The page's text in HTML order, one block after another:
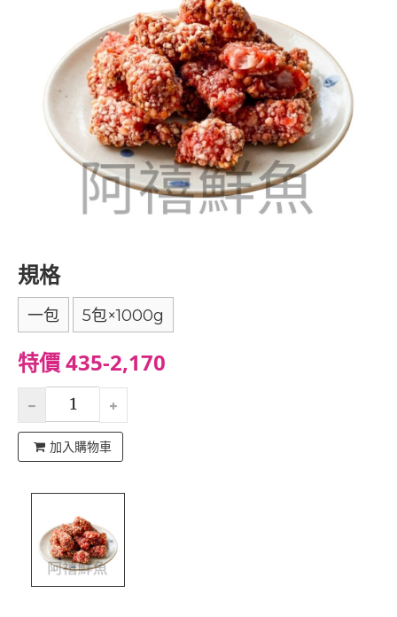
規格
一包 5包×1000g
特價 435-2,170
加入購物車